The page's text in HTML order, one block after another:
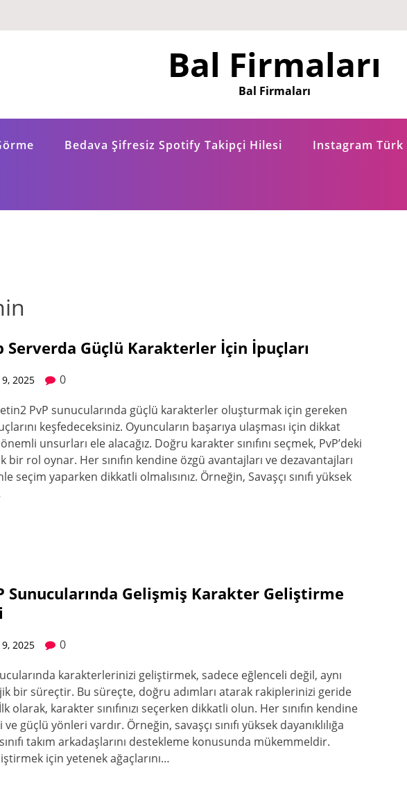
Bal Firmaları
Bal Firmaları
Bedava Şifresiz Spotify Takipçi Hilesi Instagram Türk
Serverda Güçlü Karakterler İçin İpuçları
9, 2025
0
PvP sunucularında güçlü karakterler oluşturmak için gereken
keşfedeceksiniz. Oyuncuların başarıya ulaşması için dikkat
unsurları ele alacağız. Doğru karakter sınıfını seçmek, PvP’deki
bir rol oynar. Her sınıfın kendine özgü avantajları ve dezavantajları
seçim yaparken dikkatli olmalısınız. Örneğin, Savaşçı sınıfı yüksek
Sunucularında Gelişmiş Karakter Geliştirme
9, 2025
0
karakterlerinizi geliştirmek, sadece eğlenceli değil, aynı
bir süreçtir. Bu süreçte, doğru adımları atarak rakiplerinizi geride
olarak, karakter sınıfınızı seçerken dikkatli olun. Her sınıfın kendine
güçlü yönleri vardır. Örneğin, savaşçı sınıfı yüksek dayanıklılığa
takım arkadaşlarını destekleme konusunda mükemmeldir.
için yetenek ağaçlarını…